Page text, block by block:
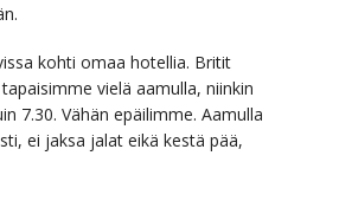
kohti omaa hotellia. Britit
vielä aamulla, niinkin
7.30. Vähän epäilimme. Aamulla
ei jaksa jalat eikä kestä pää,